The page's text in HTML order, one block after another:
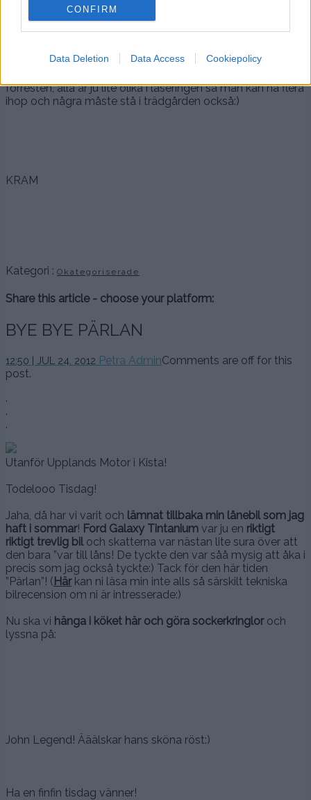
CONFIRM
Data Deletion Data Access Cookiepolicy
Några riktigt stora och vackra lavendel och hortensior fick
förresten, alla är ju lite olika i laseringen så man kan ha flera
ihop och några måste stå i trädgården också:)
KRAM
Kategori : Okategoriserade
Share this article - choose your platform:
BYE BYE PÄRLAN
12:50 | JUL 24. 2012 Petra AdminComments are off for this
post.
.
.
.
Utanför Upplands Motor i Kista!
Todelooo Tisdag!
Jaha, då har vi varit och lämnat tillbaka min lånebil som jag
haft i sommar! Ford Galaxy Tintanium var ju en riktigt
riktigt trevlig biloch skatterna var nästan lite sura över att
den bara ”var till låns! De tyckte den var såå mysig att åka i
precis som jag också tyckte:) Tack för den här tiden
”Pärlan”! ( Härkan ni läsa min inte alls så särskilt tekniska
bilrecension om ni är intresserade:)
Nu ska vi hänga i köket här och göra sockerkringloroch
lyssna på:
John Legend! Ääälskar hans sköna röst:)
Ha en finfin tisdag vänner!